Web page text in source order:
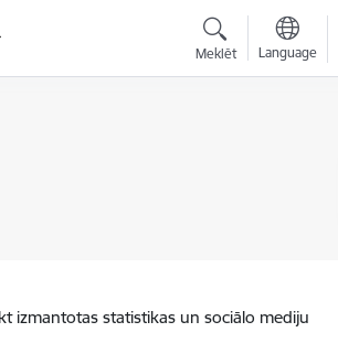
Meklēt Language
izmantotas statistikas un sociālo mediju